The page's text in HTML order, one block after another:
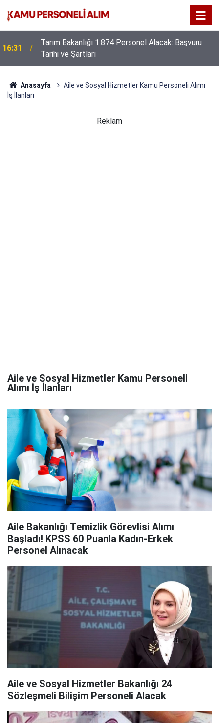
16:25 Tarım Bakanlığı 1.874 Sözleşmeli Personel Alacak
Anasayfa
Aile ve Sosyal Hizmetler Kamu Personeli Alımı
İş İlanları
Reklam
Aile ve Sosyal Hizmetler Kamu Personeli
Alımı İş İlanları
Aile Bakanlığı Temizlik Görevlisi Alımı
Başladı! KPSS 60 Puanla Kadın-Erkek
Personel Alınacak
Aile ve Sosyal Hizmetler Bakanlığı 24
Sözleşmeli Bilişim Personeli Alacak